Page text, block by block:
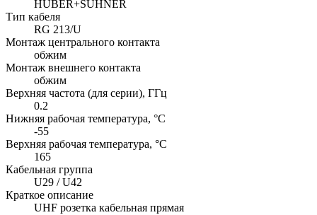
HUBER+SUHNER
Тип кабеля
RG 213/U
Монтаж центрального контакта
обжим
Монтаж внешнего контакта
обжим
Верхняя частота (для серии), ГГц
0.2
Нижняя рабочая температура, °C
-55
Верхняя рабочая температура, °C
165
Кабельная группа
U29 / U42
Краткое описание
UHF розетка кабельная прямая